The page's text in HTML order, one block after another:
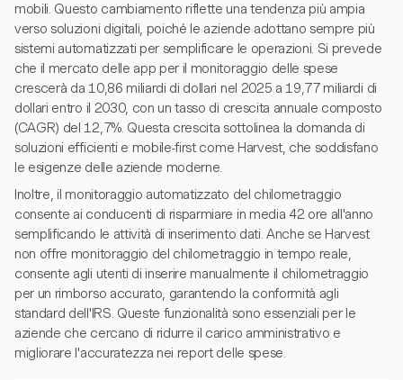
mobili. Questo cambiamento riflette una tendenza più ampia
verso soluzioni digitali, poiché le aziende adottano sempre più
sistemi automatizzati per semplificare le operazioni. Si prevede
che il mercato delle app per il monitoraggio delle spese
crescerà da 10,86 miliardi di dollari nel 2025 a 19,77 miliardi di
dollari entro il 2030, con un tasso di crescita annuale composto
(CAGR) del 12,7%. Questa crescita sottolinea la domanda di
soluzioni efficienti e mobile-first come Harvest, che soddisfano
le esigenze delle aziende moderne.
Inoltre, il monitoraggio automatizzato del chilometraggio
consente ai conducenti di risparmiare in media 42 ore all'anno
semplificando le attività di inserimento dati. Anche se Harvest
non offre monitoraggio del chilometraggio in tempo reale,
consente agli utenti di inserire manualmente il chilometraggio
per un rimborso accurato, garantendo la conformità agli
standard dell'IRS. Queste funzionalità sono essenziali per le
aziende che cercano di ridurre il carico amministrativo e
migliorare l'accuratezza nei report delle spese.